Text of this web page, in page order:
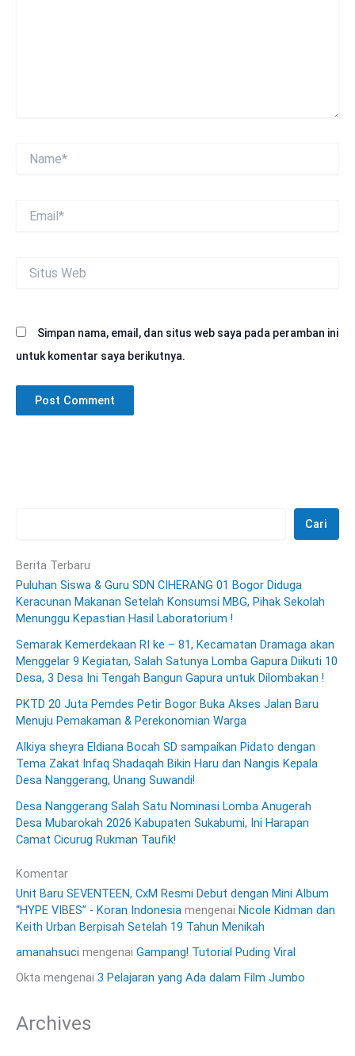
Web
Simpan nama, email, dan situs web saya pada peramban ini
untuk komentar saya berikutnya.
Cari
Berita Terbaru
Puluhan Siswa & Guru SDN CIHERANG 01 Bogor Diduga
Keracunan Makanan Setelah Konsumsi MBG, Pihak Sekolah
Menunggu Kepastian Hasil Laboratorium !
Semarak Kemerdekaan RI ke – 81, Kecamatan Dramaga akan
Menggelar 9 Kegiatan, Salah Satunya Lomba Gapura Diikuti 10
Desa, 3 Desa Ini Tengah Bangun Gapura untuk Dilombakan !
PKTD 20 Juta Pemdes Petir Bogor Buka Akses Jalan Baru
Menuju Pemakaman & Perekonomian Warga
Alkiya sheyra Eldiana Bocah SD sampaikan Pidato dengan
Tema Zakat Infaq Shadaqah Bikin Haru dan Nangis Kepala
Desa Nanggerang, Unang Suwandi!
Desa Nanggerang Salah Satu Nominasi Lomba Anugerah
Desa Mubarokah 2026 Kabupaten Sukabumi, Ini Harapan
Camat Cicurug Rukman Taufik!
Komentar
Unit Baru SEVENTEEN, CxM Resmi Debut dengan Mini Album
“HYPE VIBES” - Koran Indonesia mengenai Nicole Kidman dan
Keith Urban Berpisah Setelah 19 Tahun Menikah
amanahsuci mengenai Gampang! Tutorial Puding Viral
Okta mengenai 3 Pelajaran yang Ada dalam Film Jumbo
Archives